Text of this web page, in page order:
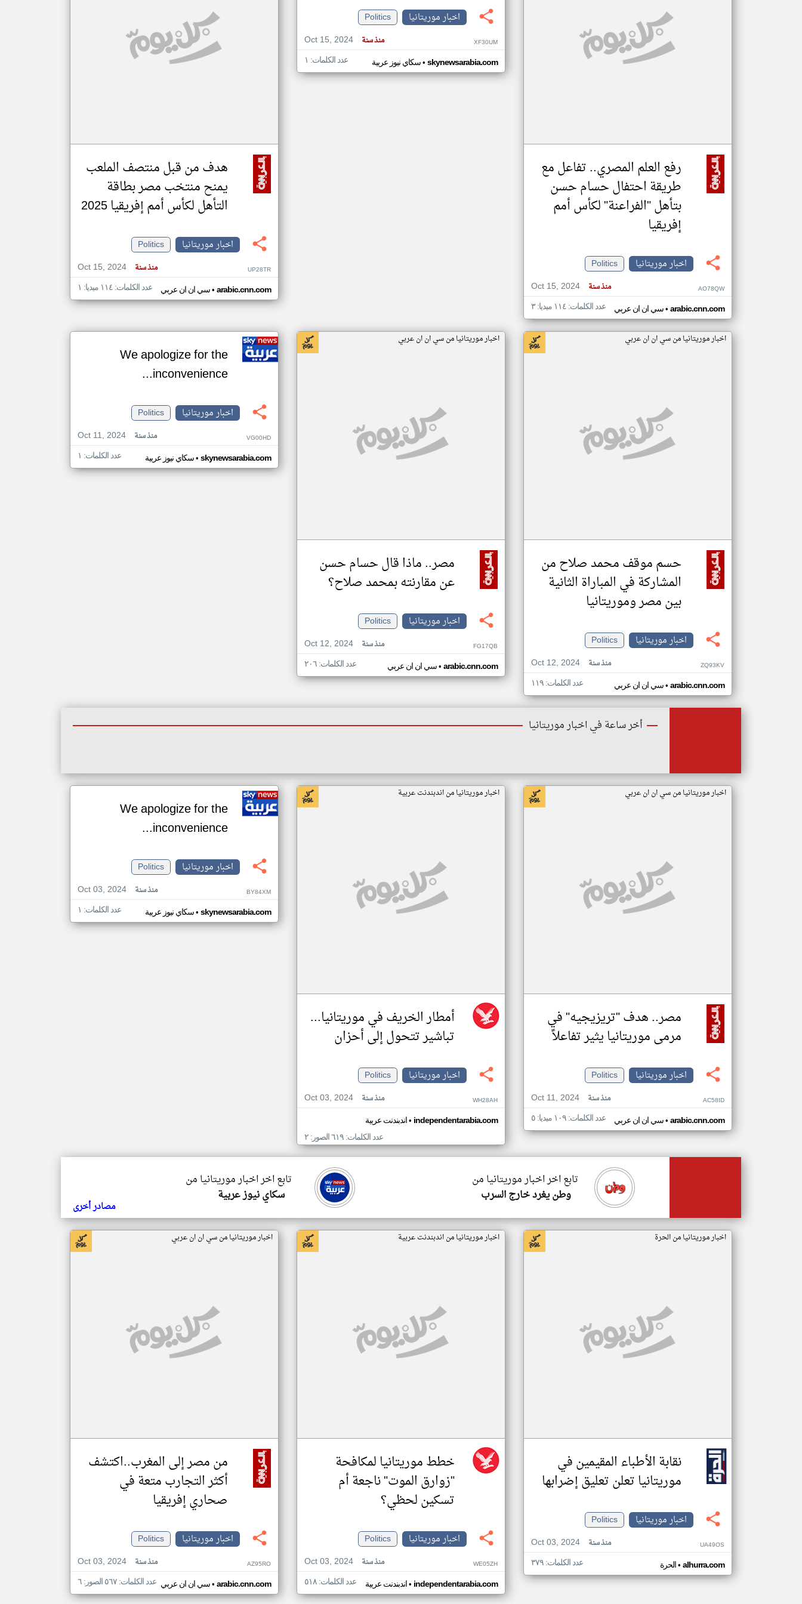
مصادر الأخبار من موريتانيا
رفع العلم المصري.. تفاعل مع
طريقة احتفال حسام حسن
بتأهل "الفراعنة" لكأس أمم
إفريقيا
اخبار موريتانيا
Politics
Oct 15, 2024
منذ سنة AO78QW
سي ان ان عربي• arabic.cnn.com عدد الكلمات: ١١٤ ميديا: ٣
اخبار موريتانيا
Politics
Oct 15, 2024
منذ سنة XF30UM
سكاي نيوز عربية• skynewsarabia.com عدد الكلمات: ١
هدف من قبل منتصف الملعب
يمنح منتخب مصر بطاقة
التأهل لكأس أمم إفريقيا 2025
اخبار موريتانيا
Politics
Oct 15, 2024
منذ سنة UP28TR
سي ان ان عربي• arabic.cnn.com عدد الكلمات: ١١٤ ميديا: ١
اخبار موريتانيا من سي ان ان عربي
حسم موقف محمد صلاح من
المشاركة في المباراة الثانية
بين مصر وموريتانيا
اخبار موريتانيا
Politics
Oct 12, 2024
منذ سنة ZQ93KV
سي ان ان عربي• arabic.cnn.com عدد الكلمات: ١١٩
اخبار موريتانيا من سي ان ان عربي
مصر.. ماذا قال حسام حسن
عن مقارنته بمحمد صلاح؟
اخبار موريتانيا
Politics
Oct 12, 2024
منذ سنة FG17QB
سي ان ان عربي• arabic.cnn.com عدد الكلمات: ٢٠٦
We apologize for the
inconvenience...
اخبار موريتانيا
Politics
Oct 11, 2024
منذ سنة VG00HD
سكاي نيوز عربية• skynewsarabia.com عدد الكلمات: ١
أخر ساعة في اخبار موريتانيا
اخبار موريتانيا من سي ان ان عربي
مصر.. هدف "تريزيجيه" في
مرمى موريتانيا يثير تفاعلاً
اخبار موريتانيا
Politics
Oct 11, 2024
منذ سنة AC58ID
سي ان ان عربي• arabic.cnn.com عدد الكلمات: ١٠٩ ميديا: ٥
اخبار موريتانيا من اندبندنت عربية
أمطار الخريف في موريتانيا...
تباشير تتحول إلى أحزان
اخبار موريتانيا
Politics
Oct 03, 2024
منذ سنة WH28AH
اندبندنت عربية• independentarabia.com
عدد الكلمات: ٦١٩ الصور: ٢
We apologize for the
inconvenience...
اخبار موريتانيا
Politics
Oct 03, 2024
منذ سنة BY84XM
سكاي نيوز عربية• skynewsarabia.com عدد الكلمات: ١
تابع اخر اخبار موريتانيا من
سكاي نيوز عربية
تابع اخر اخبار موريتانيا من
وطن يغرد خارج السرب
مصادر أخرى
اخبار موريتانيا من الحرة
نقابة الأطباء المقيمين في
موريتانيا تعلن تعليق إضرابها
اخبار موريتانيا
Politics
Oct 03, 2024
منذ سنة UA49OS
الحرة• alhurra.com عدد الكلمات: ٣٧٩
اخبار موريتانيا من اندبندنت عربية
خطط موريتانيا لمكافحة
"زوارق الموت" ناجعة أم
تسكين لحظي؟
اخبار موريتانيا
Politics
Oct 03, 2024
منذ سنة WE05ZH
اندبندنت عربية• independentarabia.com عدد الكلمات: ٥١٨
اخبار موريتانيا من سي ان ان عربي
من مصر إلى المغرب..اكتشف
أكثر التجارب متعة في
صحاري إفريقيا
اخبار موريتانيا
Politics
Oct 03, 2024
منذ سنة AZ95RO
سي ان ان عربي• arabic.cnn.com عدد الكلمات: ٥٦٧ الصور: ٦